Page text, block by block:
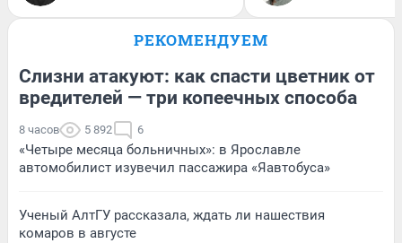
РЕКОМЕНДУЕМ
Слизни атакуют: как спасти цветник от
вредителей — три копеечных способа
8 часов 5 892 6
«Четыре месяца больничных»: в Ярославле
автомобилист изувечил пассажира «Яавтобуса»
Ученый АлтГУ рассказала, ждать ли нашествия
комаров в августе